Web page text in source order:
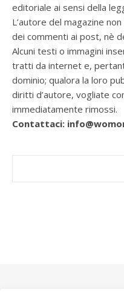
editoriale ai sensi della
L’autore del magazine
dei commenti ai post, nè
Alcuni testi o immagini
tratti da internet e,
dominio; qualora la loro
diritti d’autore, vogliate
immediatamente rimossi.
Contattaci: